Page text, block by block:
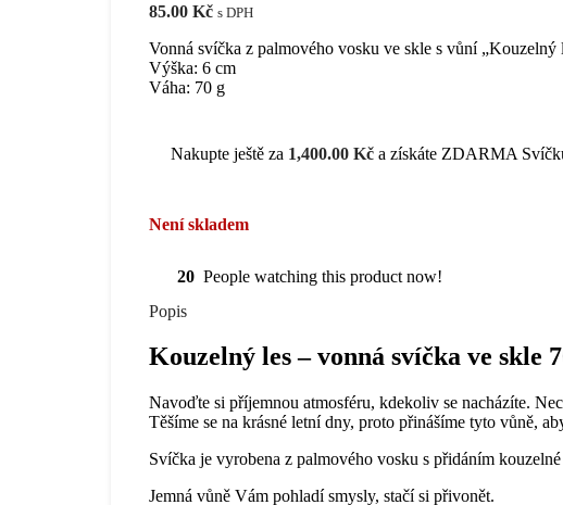
85.00 Kč s DPH
Vonná svíčka z palmového vosku ve skle s vůní „Kouzelný
Výška: 6 cm
Váha: 70 g
Nakupte ještě za 1,400.00 Kč a získáte ZDARMA
Není skladem
20 People watching this product now!
Popis
Kouzelný les – vonná svíčka ve skle
Navoďte si příjemnou atmosféru, kdekoliv se nacházíte.
Těšíme se na krásné letní dny, proto přinášíme tyto vůně,
Svíčka je vyrobena z palmového vosku s přidáním
Jemná vůně Vám pohladí smysly, stačí si přivonět.